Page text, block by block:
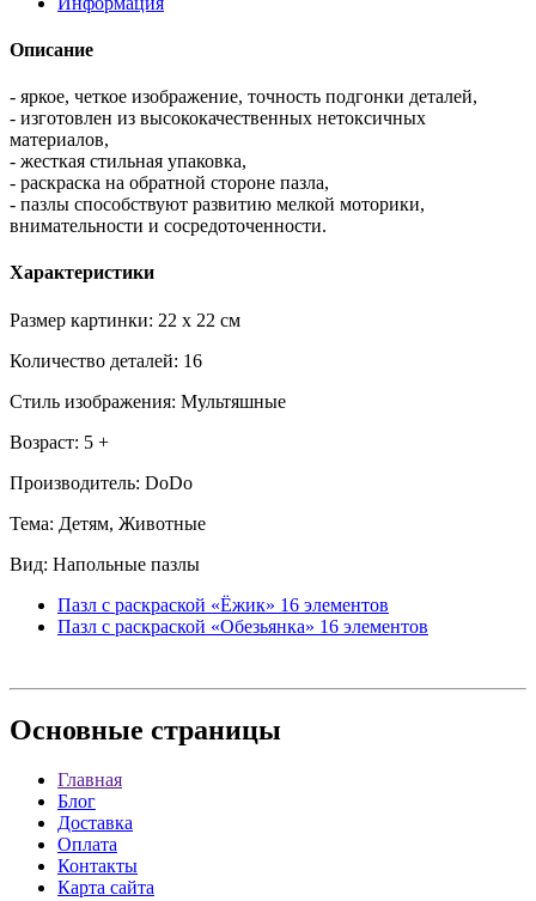
Описание
- яркое, четкое изображение, точность подгонки деталей,
- изготовлен из высококачественных нетоксичных
материалов,
- жесткая стильная упаковка,
- раскраска на обратной стороне пазла,
- пазлы способствуют развитию мелкой моторики,
внимательности и сосредоточенности.
Характеристики
Размер картинки: 22 x 22 см
Количество деталей: 16
Стиль изображения: Мультяшные
Возраст: 5 +
Производитель: DoDo
Тема: Детям, Животные
Вид: Напольные пазлы
Пазл с раскраской «Ёжик» 16 элементов
Пазл с раскраской «Обезьянка» 16 элементов
Основные страницы
Главная
Блог
Доставка
Оплата
Контакты
Карта сайта